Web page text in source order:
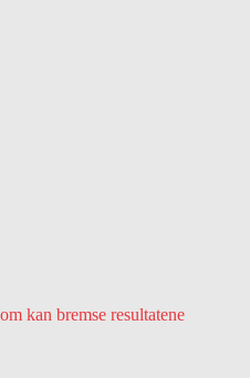
kan bremse resultatene